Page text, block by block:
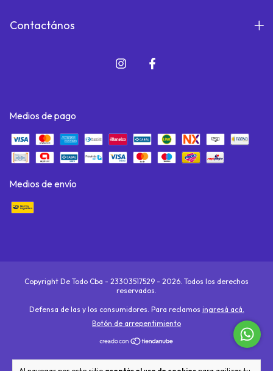
Contactános
Medios de pago
Medios de envío
Copyright De Todo Cba - 23303517529 - 2026. Todos los derechos
reservados.
Defensa de las y los consumidores. Para reclamos ingresá acá.
Botón de arrepentimiento